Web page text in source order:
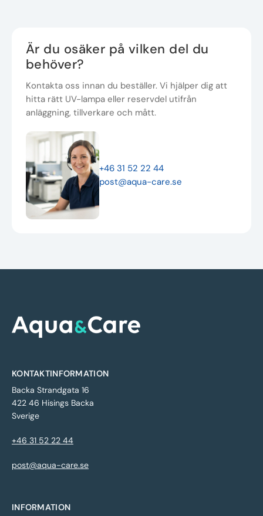
Är du osäker på vilken del du
behöver?
Kontakta oss innan du beställer. Vi hjälper dig att
hitta rätt UV-lampa eller reservdel utifrån
anläggning, tillverkare och mått.
+46 31 52 22 44
post@aqua-care.se
KONTAKTINFORMATION
Backa Strandgata 16
422 46 Hisings Backa
Sverige
+46 31 52 22 44
post@aqua-care.se
INFORMATION